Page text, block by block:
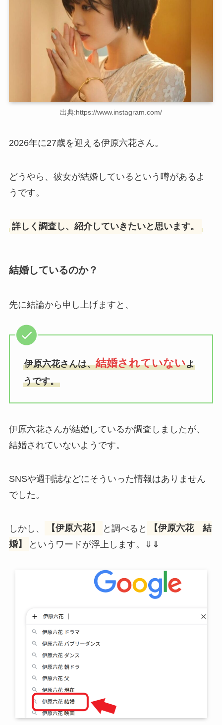
出典:https://www.instagram.com/
2026年に27歳を迎える伊原六花さん。
どうやら、彼女が結婚しているという噂があるよ
うです。
詳しく調査し、紹介していきたいと思います。
結婚しているのか？
先に結論から申し上げますと、
伊原六花さんは、結婚されていないよ
うです。
伊原六花さんが結婚しているか調査しましたが、
結婚されていないようです。
SNSや週刊誌などにそういった情報はありません
でした。
しかし、 【伊原六花】 と調べると
【伊原六花 結
婚】
というワードが浮上します。⇓⇓